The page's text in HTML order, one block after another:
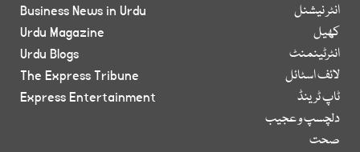
انٹر نیشنل
کھیل
انٹرٹینمنٹ
لائف اسٹائل
ٹاپ ٹرینڈ
دلچسپ و عجیب
صحت
Business News in Urdu
Urdu Magazine
Urdu Blogs
The Express Tribune
Express Entertainment